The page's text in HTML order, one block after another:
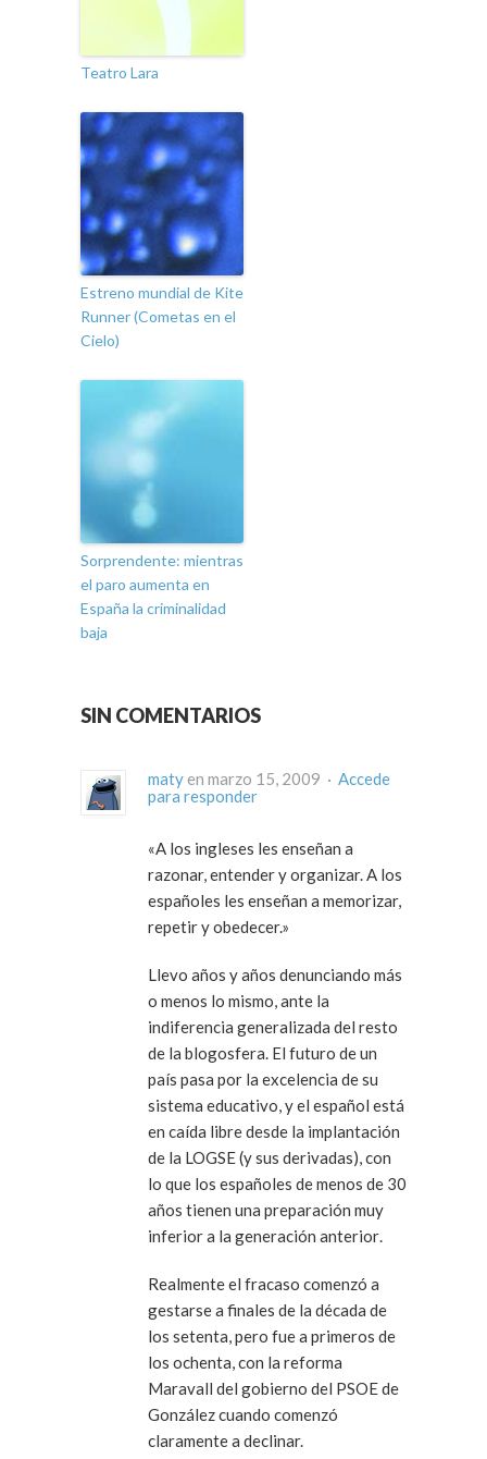
Teatro Lara
Estreno mundial de Kite
Runner (Cometas en el
Cielo)
Sorprendente: mientras
el paro aumenta en
España la criminalidad
baja
SIN COMENTARIOS
maty en marzo 15, 2009 · Accede
para responder
«A los ingleses les enseñan a
razonar, entender y organizar. A los
españoles les enseñan a memorizar,
repetir y obedecer.»
Llevo años y años denunciando más
o menos lo mismo, ante la
indiferencia generalizada del resto
de la blogosfera. El futuro de un
país pasa por la excelencia de su
sistema educativo, y el español está
en caída libre desde la implantación
de la LOGSE(y sus derivadas), con
lo que los españoles de menos de 30
años tienen una preparación muy
inferior a la generación anterior.
Realmente el fracaso comenzó a
gestarse a finales de la década de
los setenta, pero fue a primeros de
los ochenta, con la reforma
Maravall del gobierno del PSOE de
González cuando comenzó
claramente a declinar.